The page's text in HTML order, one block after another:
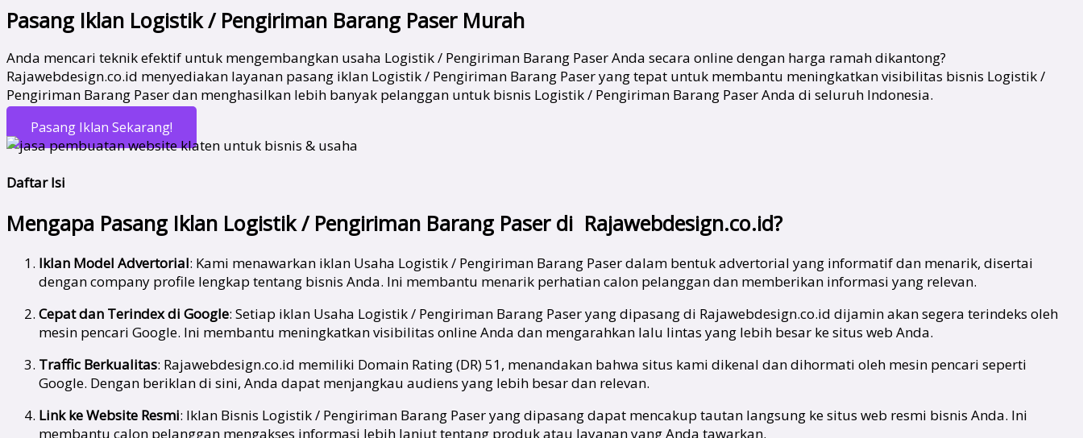
Pasang Iklan Logistik / Pengiriman Barang Paser Murah
Anda mencari teknik efektif untuk mengembangkan usaha Logistik / Pengiriman Barang Paser Anda secara online dengan harga ramah dikantong?
Rajawebdesign.co.id menyediakan layanan pasang iklan Logistik / Pengiriman Barang Paser yang tepat untuk membantu meningkatkan visibilitas bisnis Logistik /
Pengiriman Barang Paser dan menghasilkan lebih banyak pelanggan untuk bisnis Logistik / Pengiriman Barang Paser Anda di seluruh Indonesia.
Pasang Iklan Sekarang!
Daftar Isi
Mengapa Pasang Iklan Logistik / Pengiriman Barang Paser di Rajawebdesign.co.id?
Iklan Model Advertorial: Kami menawarkan iklan Usaha Logistik / Pengiriman Barang Paser dalam bentuk advertorial yang informatif dan menarik, disertai
dengan company profile lengkap tentang bisnis Anda. Ini membantu menarik perhatian calon pelanggan dan memberikan informasi yang relevan.
Cepat dan Terindex di Google: Setiap iklan Usaha Logistik / Pengiriman Barang Paser yang dipasang di Rajawebdesign.co.id dijamin akan segera terindeks oleh
mesin pencari Google. Ini membantu meningkatkan visibilitas online Anda dan mengarahkan lalu lintas yang lebih besar ke situs web Anda.
Traffic Berkualitas: Rajawebdesign.co.id memiliki Domain Rating (DR) 51, menandakan bahwa situs kami dikenal dan dihormati oleh mesin pencari seperti
Google. Dengan beriklan di sini, Anda dapat menjangkau audiens yang lebih besar dan relevan.
Link ke Website Resmi: Iklan Bisnis Logistik / Pengiriman Barang Paser yang dipasang dapat mencakup tautan langsung ke situs web resmi bisnis Anda. Ini
membantu calon pelanggan mengakses informasi lebih lanjut tentang produk atau layanan yang Anda tawarkan.